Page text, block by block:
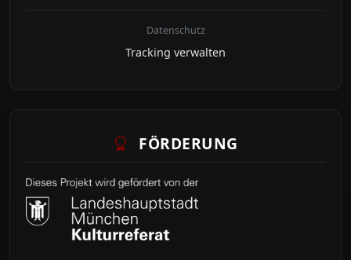
Datenschutz
Tracking verwalten
FÖRDERUNG